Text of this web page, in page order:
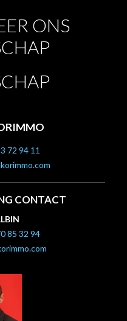
ONS
72 94 11
CONTACT
85 32 94